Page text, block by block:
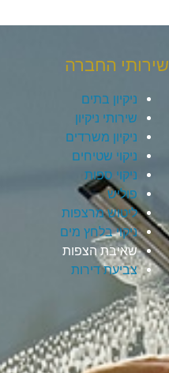
שירותי החברה
ניקיון בתים
שירותי ניקיון
ניקיון משרדים
ניקוי שטיחים
ניקוי ספות
פוליש
ליטוש מרצפות
ניקוי בלחץ מים
שאיבת הצפות
צביעת דירות